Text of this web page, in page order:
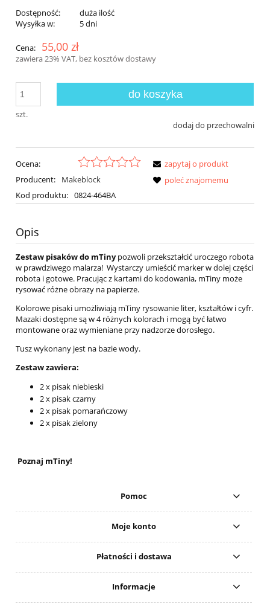
Dostępność:
duża ilość
Wysyłka w:
5 dni
Cena: 55,00 zł
zawiera 23% VAT, bez kosztów dostawy
szt.
do koszyka
dodaj do przechowalni
Ocena:
Producent:
Makeblock
Kod produktu: 0824-464BA
zapytaj o produkt
poleć znajomemu
Opis
Zestaw pisaków do mTinypozwoli przekształcić uroczego robota
w prawdziwego malarza! Wystarczy umieścić marker w dolej części
robota i gotowe. Pracując z kartami do kodowania, mTiny może
rysować różne obrazy na papierze.
Kolorowe pisaki umożliwiają mTiny rysowanie liter, kształtów i cyfr.
Mazaki dostępne są w 4 różnych kolorach i mogą być łatwo
montowane oraz wymieniane przy nadzorze dorosłego.
Tusz wykonany jest na bazie wody.
Zestaw zawiera:
2 x pisak niebieski
2 x pisak czarny
2 x pisak pomarańczowy
2 x pisak zielony
Poznaj mTiny!
Pomoc
Moje konto
Płatności i dostawa
Informacje